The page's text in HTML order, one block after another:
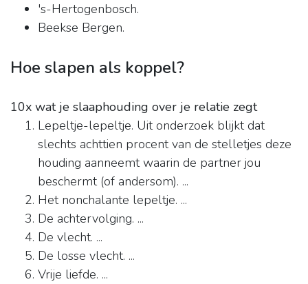
's-Hertogenbosch.
Beekse Bergen.
Hoe slapen als koppel?
10x wat je slaaphouding over je relatie zegt
Lepeltje-lepeltje. Uit onderzoek blijkt dat
slechts achttien procent van de stelletjes deze
houding aanneemt waarin de partner jou
beschermt (of andersom). ...
Het nonchalante lepeltje. ...
De achtervolging. ...
De vlecht. ...
De losse vlecht. ...
Vrije liefde. ...